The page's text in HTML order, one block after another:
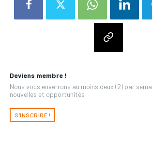
Deviens membre !
Nous vous enverrons au moins deux (2) par
nouvelles et opportunités
S'INSCRIRE !